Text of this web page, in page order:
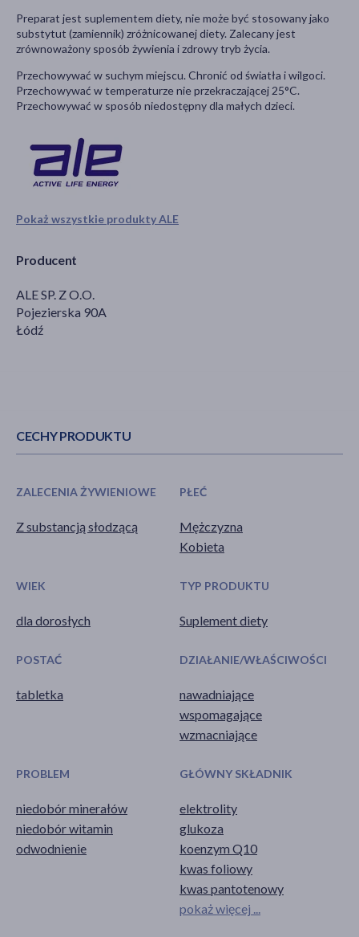
Pokaż wszystkie produkty ALE
Producent
ALE SP. Z O.O.
Pojezierska 90A
Łódź
Preparat jest suplementem diety, nie może być stosowany jako
substytut (zamiennik) zróżnicowanej diety. Zalecany jest
zrównoważony sposób żywienia i zdrowy tryb życia.
Przechowywać w suchym miejscu. Chronić od światła i wilgoci.
Przechowywać w temperaturze nie przekraczającej 25°C.
Przechowywać w sposób niedostępny dla małych dzieci.
CECHY PRODUKTU
ZALECENIA ŻYWIENIOWE
Z substancją słodzącą
PŁEĆ
Mężczyzna
Kobieta
WIEK
dla dorosłych
TYP PRODUKTU
Suplement diety
POSTAĆ
tabletka
DZIAŁANIE/WŁAŚCIWOŚCI
nawadniające
wspomagające
wzmacniające
PROBLEM
niedobór minerałów
niedobór witamin
odwodnienie
GŁÓWNY SKŁADNIK
elektrolity
glukoza
koenzym Q10
kwas foliowy
kwas pantotenowy
pokaż więcej ...